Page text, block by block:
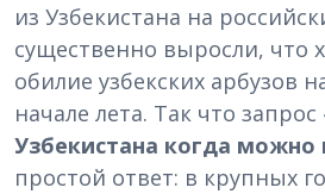
из Узбекистана на
существенно выросли, что
обилие узбекских арбузов
начале лета. Так что запрос
Узбекистана когда можно
простой ответ: в крупных